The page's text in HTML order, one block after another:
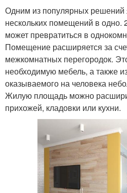
Одним из популярных решений
нескольких помещений в одно.
может превратиться в
Помещение расширяется за
межкомнатных перегородок.
необходимую мебель, а также
оказываемого на человека
Жилую площадь можно
прихожей, кладовки или кухни.